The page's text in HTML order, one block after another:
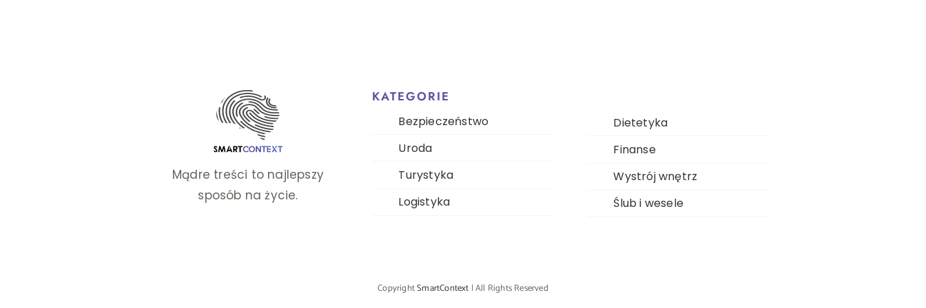
Mądre treści to najlepszy
sposób na życie.
KATEGORIE
Bezpieczeństwo
Uroda
Turystyka
Logistyka
Dietetyka
Finanse
Wystrój wnętrz
Ślub i wesele
CopyrightSmartContext | All Rights Reserved